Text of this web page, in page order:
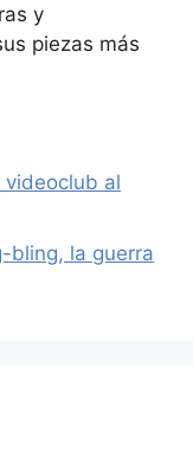
y
piezas más
videoclub al
bling, la guerra